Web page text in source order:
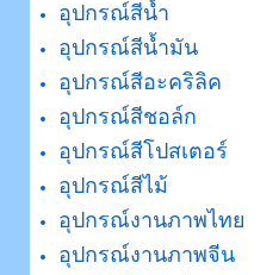
อุปกรณ์สีน้ำ
อุปกรณ์สีน้ำมัน
อุปกรณ์สีอะคริลิค
อุปกรณ์สีชอล์ก
อุปกรณ์สีโปสเตอร์
อุปกรณ์สีไม้
อุปกรณ์งานภาพไทย
อุปกรณ์งานภาพจีน